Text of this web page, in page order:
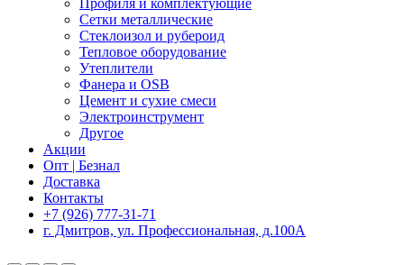
Профиля и комплектующие
Сетки металлические
Стеклоизол и рубероид
Тепловое оборудование
Утеплители
Фанера и OSB
Цемент и сухие смеси
Электроинструмент
Другое
Акции
Опт | Безнал
Доставка
Контакты
+7 (926) 777-31-71
г. Дмитров, ул. Профессиональная, д.100А